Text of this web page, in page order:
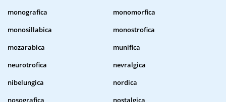
monografica
monomorfica
monosillabica
monostrofica
mozarabica
munifica
neurotrofica
nevralgica
nibelungica
nordica
nosografica
nostalgica